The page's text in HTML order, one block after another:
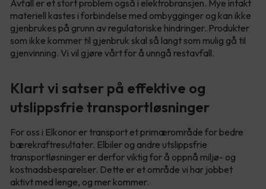
Avfall er et stort problem også i elektrobransjen. Mye intakt
materiell kastes i forbindelse med ombygginger og kan ikke
gjenbrukes på grunn av regulatoriske hindringer. Produkter
som ikke kommer til gjenbruk skal så langt som mulig gå til
gjenvinning. Vi vil gjøre vårt for å unngå restavfall.
Klart vi satser på effektive og
utslippsfrie transportløsninger
For oss i Elkonor er transport et primærområde for bedre
bærekraftresultater. Elbiler og andre utslippsfrie
transportløsninger er derfor viktig for å oppnå miljø- og
kostnadsbesparelser. Dette er et område vi har jobbet
aktivt med lenge, og mer kommer.